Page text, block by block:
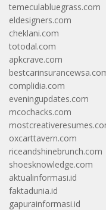
temeculabluegrass.com
eldesigners.com
cheklani.com
totodal.com
apkcrave.com
complidia.com
eveningupdates.com
mcochacks.com
oxcarttavern.com
riceandshinebrunch.com
shoesknowledge.com
aktualinformasi.id
faktadunia.id
gapurainformasi.id